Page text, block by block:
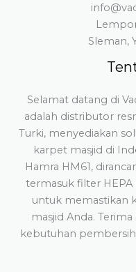
Sleman,
Selamat datang di
adalah distributor
Turki, menyediakan
karpet masjid di
Hamra HM61,
termasuk filter HEPA
untuk memastikan
masjid Anda.
kebutuhan